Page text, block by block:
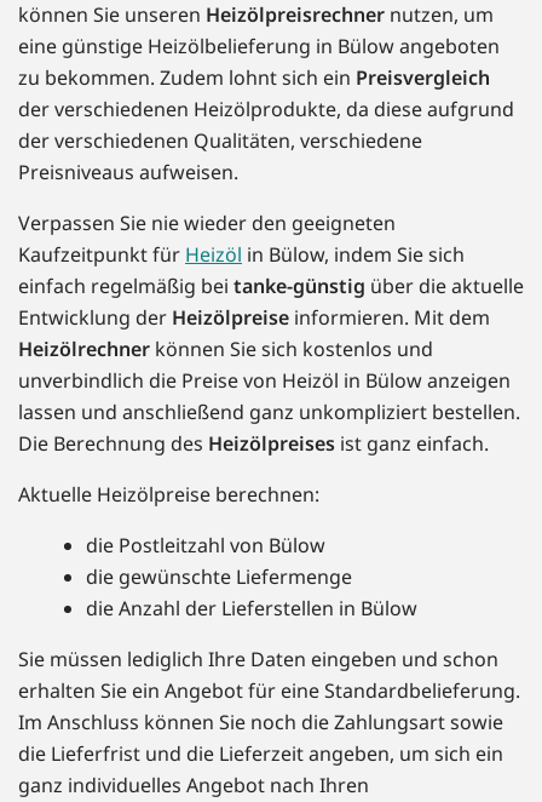
können Sie unseren Heizölpreisrechner nutzen, um
eine günstige Heizölbelieferung in Bülow angeboten
zu bekommen. Zudem lohnt sich ein Preisvergleich
der verschiedenen Heizölprodukte, da diese aufgrund
der verschiedenen Qualitäten, verschiedene
Preisniveaus aufweisen.
Verpassen Sie nie wieder den geeigneten
Kaufzeitpunkt für Heizöl in Bülow, indem Sie sich
einfach regelmäßig bei tanke-günstig über die aktuelle
Entwicklung der Heizölpreise informieren. Mit dem
Heizölrechner können Sie sich kostenlos und
unverbindlich die Preise von Heizöl in Bülow anzeigen
lassen und anschließend ganz unkompliziert bestellen.
Die Berechnung des Heizölpreises ist ganz einfach.
Aktuelle Heizölpreise berechnen:
die Postleitzahl von Bülow
die gewünschte Liefermenge
die Anzahl der Lieferstellen in Bülow
Sie müssen lediglich Ihre Daten eingeben und schon
erhalten Sie ein Angebot für eine Standardbelieferung.
Im Anschluss können Sie noch die Zahlungsart sowie
die Lieferfrist und die Lieferzeit angeben, um sich ein
ganz individuelles Angebot nach Ihren